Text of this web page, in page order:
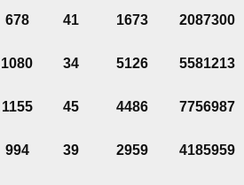
678 41 1673 2087300
1080 34 5126 5581213
1155 45 4486 7756987
994 39 2959 4185959